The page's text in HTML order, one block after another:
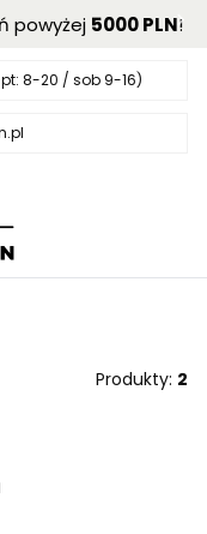
powyżej 5000 PLN!
8-20 / sob 9-16)
Produkty: 2